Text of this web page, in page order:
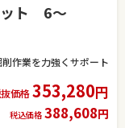
ット 6～
作業を力強くサポート
価格353,280円
税込価格 388,608円